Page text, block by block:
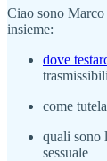
Ciao sono
insieme:
dove
come
quali sono
sessuale